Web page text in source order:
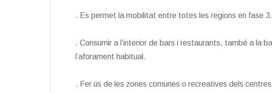
. Es permet la mobilitat entre totes les regions en fase 3.
. Consumir a l’interior de bars i restaurants, també a la
l’aforament habitual.
. Fer ús de les zones comunes o recreatives dels